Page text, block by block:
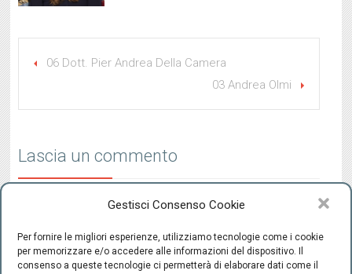
Gestisci Consenso Cookie
Per fornire le migliori esperienze, utilizziamo tecnologie come i cookie
per memorizzare e/o accedere alle informazioni del dispositivo. Il
consenso a queste tecnologie ci permetterà di elaborare dati come il
06 Dott. Pier Andrea Della Camera
03 Andrea Olmi
Lascia un commento
logged in to post a comment.